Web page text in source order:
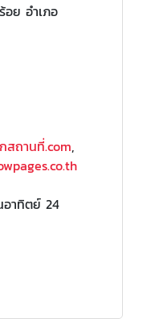
อย อำเภอ
สถานที่.com,
าทิตย์ 24